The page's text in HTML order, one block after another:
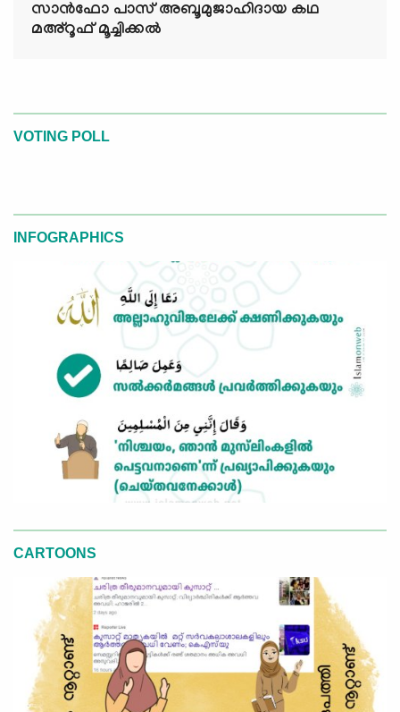
സാൻഫോ പാസ് അബൂമുജാഹിദായ കഥ
മഅ്റൂഫ് മൂച്ചിക്കല്‍
VOTING POLL
INFOGRAPHICS
CARTOONS